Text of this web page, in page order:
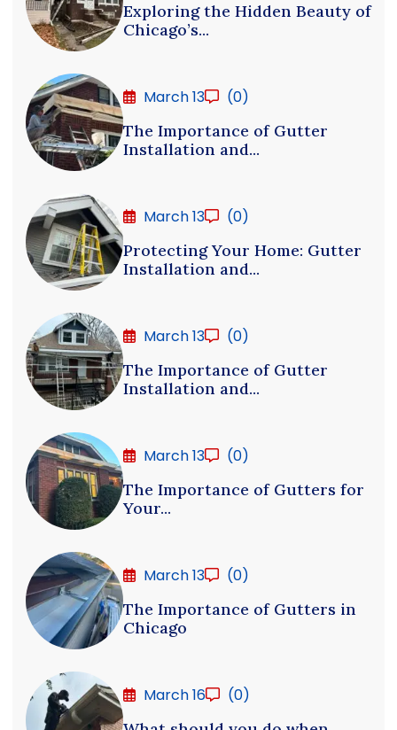
Exploring the Hidden Beauty of
Chicago’s...
March 13
(0)
The Importance of Gutter
Installation and...
March 13
(0)
Protecting Your Home: Gutter
Installation and...
March 13
(0)
The Importance of Gutter
Installation and...
March 13
(0)
The Importance of Gutters for
Your...
March 13
(0)
The Importance of Gutters in
Chicago
March 16
(0)